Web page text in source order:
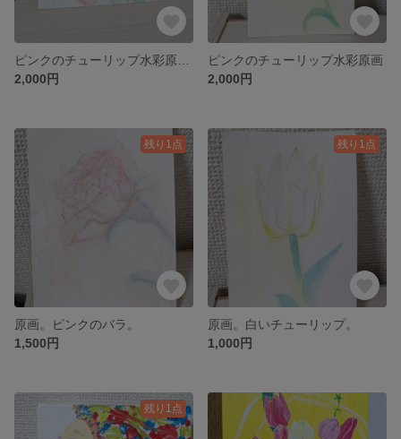
2,000円
ピンクのチューリップ水彩原画
2,000円
残り1点
原画。ピンクのバラ。
1,500円
残り1点
原画。白いチューリップ。
1,000円
残り1点